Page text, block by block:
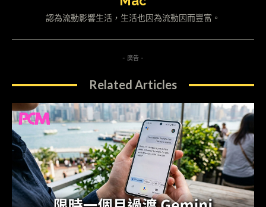
認為流動影響生活，生活也因為流動因而豐富。
- 廣告 -
Related Articles